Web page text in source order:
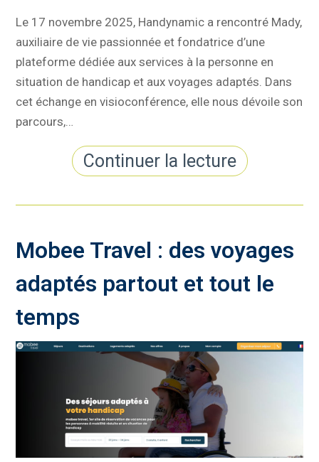
Le 17 novembre 2025, Handynamic a rencontré Mady,
auxiliaire de vie passionnée et fondatrice d’une
plateforme dédiée aux services à la personne en
situation de handicap et aux voyages adaptés. Dans
cet échange en visioconférence, elle nous dévoile son
parcours,…
Continuer la lecture
Mobee Travel : des voyages
adaptés partout et tout le
temps